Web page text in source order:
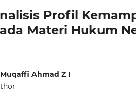
Profil
Materi Hukum
Ahmad Z I